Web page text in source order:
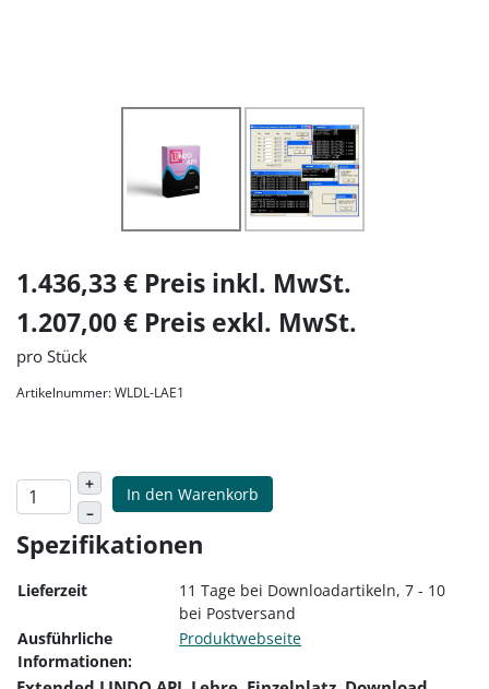
1.436,33 € Preis inkl. MwSt.
1.207,00 € Preis exkl. MwSt.
pro Stück
Artikelnummer: WLDL-LAE1
+
–
In den Warenkorb
Spezifikationen
Lieferzeit
11 Tage bei Downloadartikeln, 7 - 10
bei Postversand
Ausführliche
Informationen:
Produktwebseite